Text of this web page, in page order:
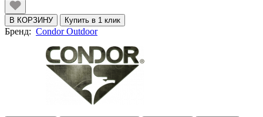
В КОРЗИНУ Купить в 1 клик
Бренд: Condor Outdoor